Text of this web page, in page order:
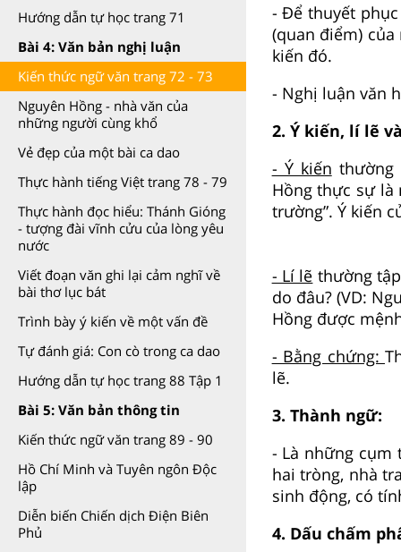
Hướng dẫn tự học trang 71
Bài 4: Văn bản nghị luận
Kiến thức ngữ văn trang 72 - 73
Nguyên Hồng - nhà văn của
những người cùng khổ
Vẻ đẹp của một bài ca dao
Thực hành tiếng Việt trang 78 - 79
Thực hành đọc hiểu: Thánh Gióng
- tượng đài vĩnh cửu của lòng yêu
nước
Viết đoạn văn ghi lại cảm nghĩ về
bài thơ lục bát
Trình bày ý kiến về một vấn đề
Tự đánh giá: Con cò trong ca dao
Hướng dẫn tự học trang 88 Tập 1
Bài 5: Văn bản thông tin
Kiến thức ngữ văn trang 89 - 90
Hồ Chí Minh và Tuyên ngôn Độc
lập
Diễn biến Chiến dịch Điện Biên
Phủ
- Để thuyết
(quan điểm)
kiến đó.
- Nghị luận văn
2. Ý kiến, lí lẽ
- Ý kiến thường
Hồng thực sự là
trường”. Ý kiến
- Lí lẽ thường
do đâu? (VD:
Hồng được
- Bằng chứng:
lẽ.
3. Thành ngữ:
- Là những cụm
hai tròng, nhà
sinh động, có
4. Dấu chấm